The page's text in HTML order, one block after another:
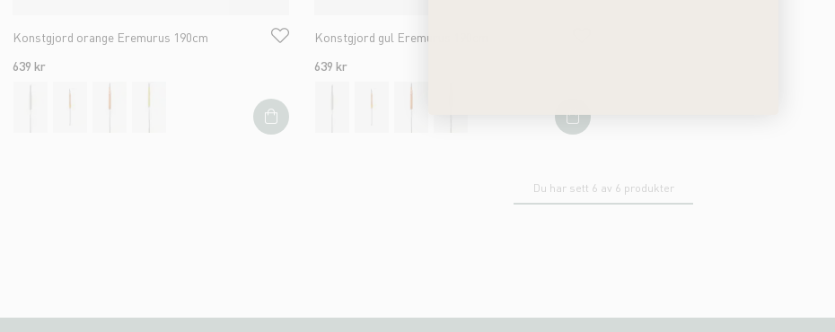
Konstgjord orange Eremurus 190cm
639 kr
Konstgjord gul Eremurus 190cm
639 kr
Du har sett 6 av 6 produkter